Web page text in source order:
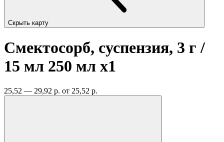
Скрыть карту
Смектосорб, суспензия, 3 г /
15 мл 250 мл x1
25,52 — 29,92 р. от 25,52 р.